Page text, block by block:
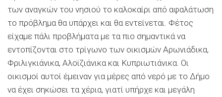
των αναγκών του νησιού το καλοκαίρι από αφαλάτωση
το πρόβλημα θα υπάρχει και θα εντείνεται. Φέτος
είχαμε πάλι προβλήματα με τα πιο σημαντικά να
εντοπίζονται στο τρίγωνο των οικισμών Αρωνιάδικα,
Φριλιγκιάνικα, Αλοϊζιάνικα και Κυπριωτιάνικα. Οι
οικισμοί αυτοί έμειναν για μέρες από νερό με το Δήμο
να έχει σηκώσει τα χέρια, γιατί υπήρχε και μεγάλη